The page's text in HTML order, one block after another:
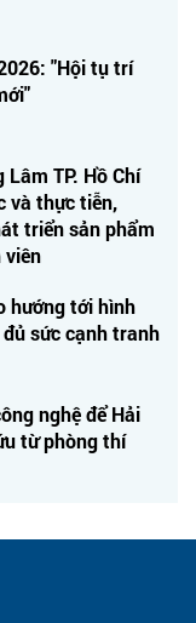
"Hội tụ trí
TP. Hồ Chí
và thực tiễn,
triển sản phẩm
viên
hướng tới hình
sức cạnh tranh
nghệ để Hải
từ phòng thí